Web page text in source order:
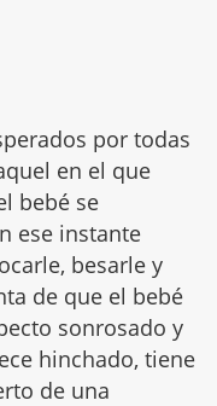
por todas
en el que
bebé se
ese instante
besarle y
de que el bebé
sonrosado y
hinchado, tiene
de una